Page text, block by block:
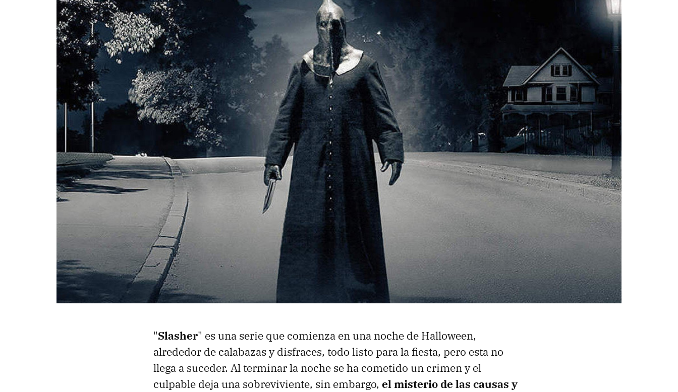
"Slasher" es una serie que comienza en una noche de Halloween,
alrededor de calabazas y disfraces, todo listo para la fiesta, pero esta no
llega a suceder. Al terminar la noche se ha cometido un crimen y el
culpable deja una sobreviviente, sin embargo, el misterio de las causas y